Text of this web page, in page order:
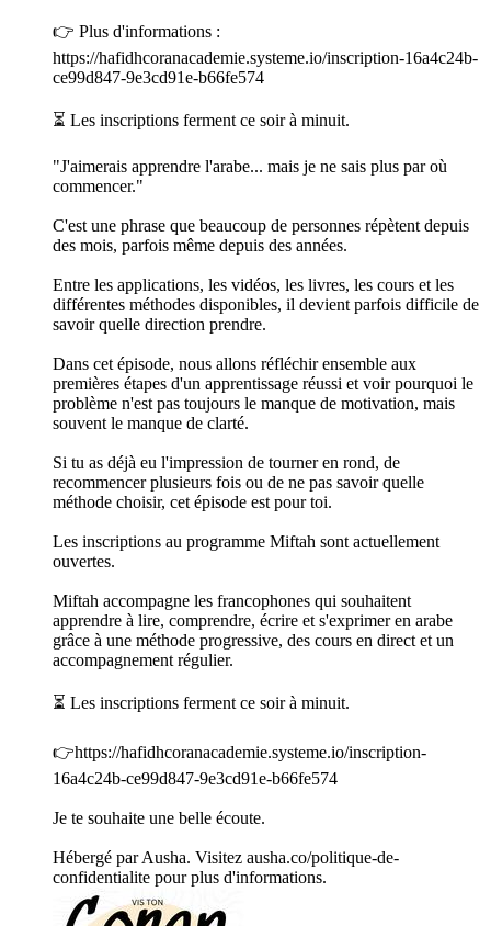
👉 Plus d'informations :
https://hafidhcoranacademie.systeme.io/inscription-16a4c24b-
ce99d847-9e3cd91e-b66fe574
⏳ Les inscriptions ferment ce soir à minuit.
"J'aimerais apprendre l'arabe... mais je ne sais plus par où
commencer."
C'est une phrase que beaucoup de personnes répètent depuis
des mois, parfois même depuis des années.
Entre les applications, les vidéos, les livres, les cours et les
différentes méthodes disponibles, il devient parfois difficile de
savoir quelle direction prendre.
Dans cet épisode, nous allons réfléchir ensemble aux
premières étapes d'un apprentissage réussi et voir pourquoi le
problème n'est pas toujours le manque de motivation, mais
souvent le manque de clarté.
Si tu as déjà eu l'impression de tourner en rond, de
recommencer plusieurs fois ou de ne pas savoir quelle
méthode choisir, cet épisode est pour toi.
Les inscriptions au programme Miftah sont actuellement
ouvertes.
Miftah accompagne les francophones qui souhaitent
apprendre à lire, comprendre, écrire et s'exprimer en arabe
grâce à une méthode progressive, des cours en direct et un
accompagnement régulier.
⏳ Les inscriptions ferment ce soir à minuit.
👉https://hafidhcoranacademie.systeme.io/inscription-
16a4c24b-ce99d847-9e3cd91e-b66fe574
Je te souhaite une belle écoute.
Hébergé par Ausha. Visitez ausha.co/politique-de-
confidentialite pour plus d'informations.